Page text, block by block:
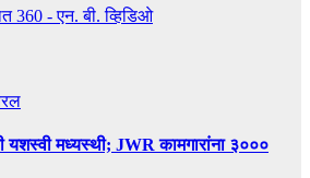
360 - एन. बी. व्हिडिओ
यशस्वी मध्यस्थी; JWR कामगारांना ३०००